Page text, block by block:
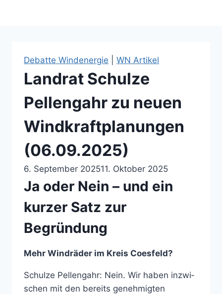
Debatte Windenergie WN Artikel
Landrat Schulze
Pellengahr zu neuen
Windkraftplanungen
(06.09.2025)
6. September 202511. Oktober 2025
Ja oder Nein – und ein
kurzer Satz zur
Begründung
Mehr Windräder im Kreis Coesfeld?
Schulze Pellengahr: Nein. Wir haben inzwi­
schen mit den bereits ge­nehmigten